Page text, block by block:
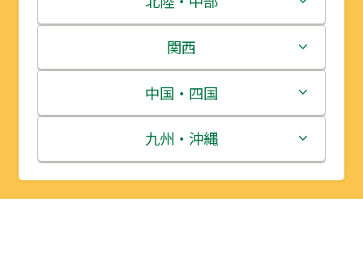
岩手県
宮城県
秋田県
山形県
栃木県
群馬県
埼玉県
千葉県
新潟県
富山県
石川県
福井県
関西
三重県
滋賀県
京都府
中国・四国
鳥取県
島根県
九州・沖縄
福岡県